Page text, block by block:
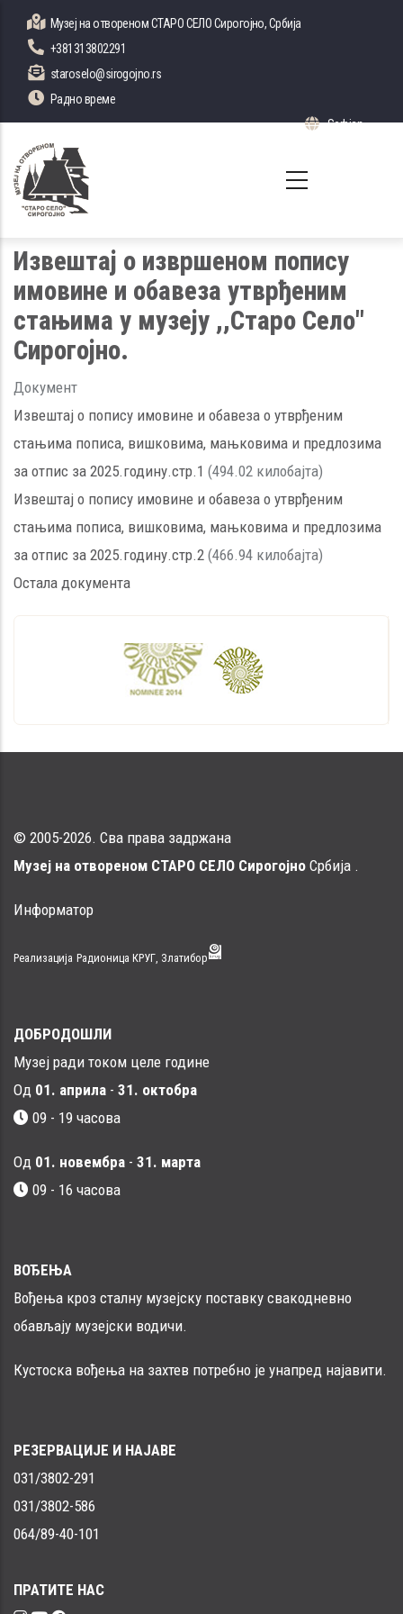
main
content
Музеј на отвореном СТАРО СЕЛО Сирогојно, Србија
+381313802291
staroselo@sirogojno.rs
Радно време
Serbian
List
Извештај о извршеном попису
имовине и обавеза утврђеним
стањима у музеју ,,Старо Село"
Сирогојно.
Документ
Извештај о попису имовине и обавеза о утврђеним
стањима пописа, вишковима, мањковима и предлозима
за отпис за 2025.годину.стр.1 (494.02 килобајта)
Извештај о попису имовине и обавеза о утврђеним
стањима пописа, вишковима, мањковима и предлозима
за отпис за 2025.годину.стр.2 (466.94 килобајта)
Остала документа
© 2005-2026. Сва права задржана
Музеј на отвореном СТАРО СЕЛО Сирогојно Србија .
Информатор
Реализација Радионица КРУГ, Златибор
ДОБРОДОШЛИ
Музеј ради током целе године
Од 01. априла - 31. октобра
09 - 19 часова
Од 01. новембра - 31. марта
09 - 16 часовa
ВОЂЕЊА
Вођења кроз сталну музејску поставку свакодневно
обављају музејски водичи.
Кустоска вођења на захтев потребно је унапред најавити.
РЕЗЕРВАЦИЈЕ И НАЈАВЕ
031/3802-291
031/3802-586
064/89-40-101
ПРАТИТЕ НАС